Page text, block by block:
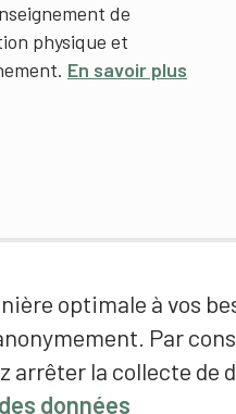
optimale à vos
Par
arrêter la collecte
données
de
physique et
En savoir plus